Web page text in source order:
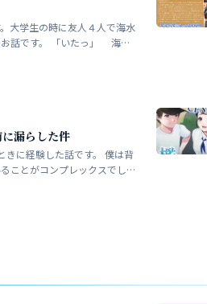
大学生の時に友人４人で海水
いたっ」 海水
、友人のしいなが空瓶で足
漏らした件
きに経験した話です。 僕は背
ことがコンプレックスでし
思案で大人しい性格をして